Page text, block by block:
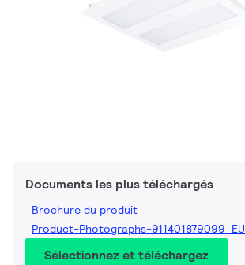
Documents les plus téléchargés
Brochure du produit
Product-Photographs-911401879099_EU
Sélectionnez et téléchargez